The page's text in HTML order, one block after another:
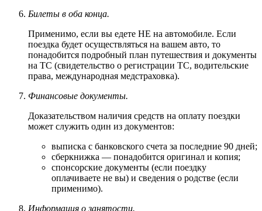
Билеты в оба конца.
Применимо, если вы едете НЕ на автомобиле. Если
поездка будет осуществляться на вашем авто, то
понадобится подробный план путешествия и документы
на ТС (свидетельство о регистрации ТС, водительские
права, международная медстраховка).
Финансовые документы.
Доказательством наличия средств на оплату поездки
может служить один из документов:
выписка с банковского счета за последние 90 дней;
сберкнижка — понадобится оригинал и копия;
спонсорские документы (если поездку
оплачиваете не вы) и сведения о родстве (если
применимо).
Информация о занятости.